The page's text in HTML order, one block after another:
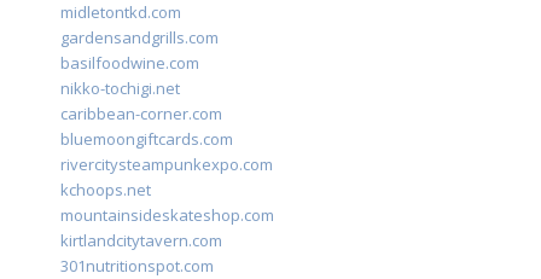
midletontkd.com
gardensandgrills.com
basilfoodwine.com
nikko-tochigi.net
caribbean-corner.com
bluemoongiftcards.com
rivercitysteampunkexpo.com
kchoops.net
mountainsideskateshop.com
kirtlandcitytavern.com
301nutritionspot.com